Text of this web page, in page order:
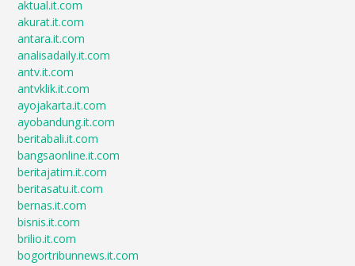
aktual.it.com
akurat.it.com
antara.it.com
analisadaily.it.com
antv.it.com
antvklik.it.com
ayojakarta.it.com
ayobandung.it.com
beritabali.it.com
bangsaonline.it.com
beritajatim.it.com
beritasatu.it.com
bernas.it.com
bisnis.it.com
brilio.it.com
bogortribunnews.it.com